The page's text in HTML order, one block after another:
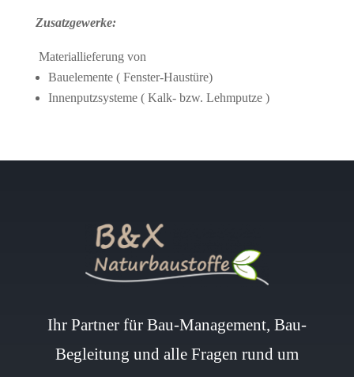
Zusatzgewerke:
Materiallieferung von
Bauelemente ( Fenster-Haustüre)
Innenputzsysteme ( Kalk- bzw. Lehmputze )
Ihr Partner für Bau-Management, Bau-
Begleitung und alle Fragen rund um